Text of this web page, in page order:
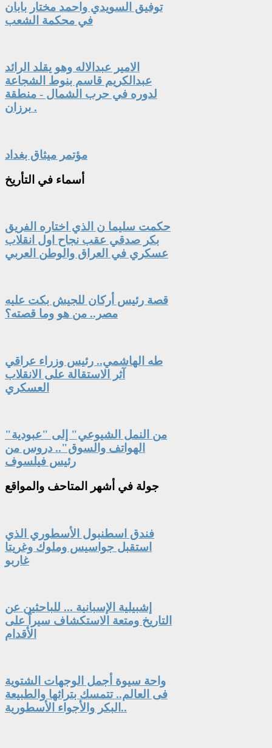
توفيق السويدي واحمد مختار بابان
في محكمة الشعب
الامير عبدالاله وهو يقلد الرائد
عبدالكريم قاسم بنوط الشجاعة
لدوره في حرب الشمال - منطقة
برزان .
مؤتمر ميثاق بغداد
أسماء في التأريخ
حكمت سليما ن الذي اختاره الفريق
بكر صدقي عقب نجاح اول انقلاب
عسكري في العراق والوطن العربي
قصة رئيس أركان للجيش بكت عليه
مصر.. من هو وما قصته؟
طه الهاشمي.. رئيس وزراء عراقي
آثر الاستقالة على الانقلاب
العسكري
"من النمل الشيوعي" إلى "عبودية
الهواتف والسوق".. دروس من
رئيس فيلسوف
جولة في أشهر المتاحف والمواقع
فندق اسطنبول الأسطوري الذي
استقبل جواسيس وملوك وغريتا
غاربو
إشبيلية الإسبانية ... للباحثين عن
التاريخ ومتعة الاستكشاف سيراً على
الأقدام
واحة سيوة أجمل الوجهات الشتوية
فى العالم.. تتمسك بتراثها والطبيعة
البكر والأجواء الأسطورية..